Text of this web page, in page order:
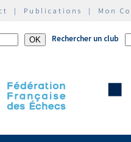
| Publications | Mon
Rechercher un club